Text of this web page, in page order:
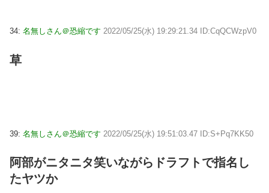
34: 名無しさん＠恐縮です 2022/05/25(水) 19:29:21.34 ID:CqQCWzpV0
草
39: 名無しさん＠恐縮です 2022/05/25(水) 19:51:03.47 ID:S+Pq7KK50
阿部がニタニタ笑いながらドラフトで指名し
たヤツか